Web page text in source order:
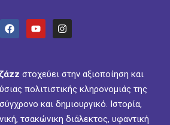
στοχεύει στην αξιοποίηση και
πολιτιστικής κληρονομιάς της
και δημιουργικό. Ιστορία,
τσακώνικη διάλεκτος, υφαντική